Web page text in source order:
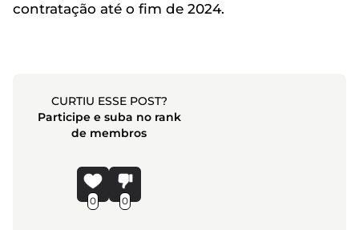
contratação até o fim de 2024.
CURTIU ESSE POST?
Participe e suba no rank
de membros
0 0